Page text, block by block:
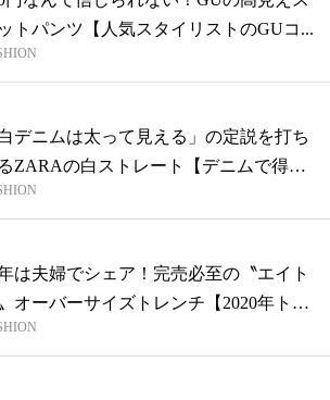
トパンツ【人気スタイリストのGUコ...
白デニムは太って見える」の定説を打ち
ZARAの白ストレート【デニムで得す
は夫婦でシェア！完売必至の〝エイト
オーバーサイズトレンチ【2020年ト